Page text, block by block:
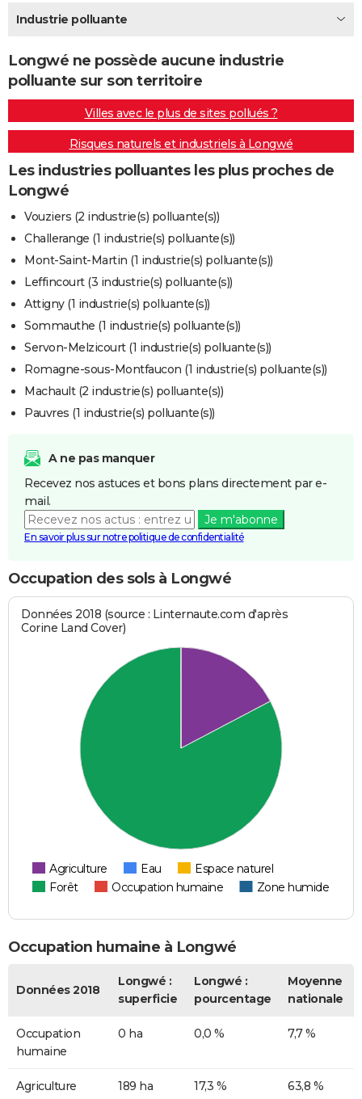
Destinations
City break
Voyage nature
Voyage de noces
Forum
Climat
+PHOTO
GUIDES D'ACHAT
BONS PLANS
CARTE DE VOEUX
Carte de Noël
Carte Bonne année
Carte Saint-Valentin
Carte Pâques
Carte d'anniversaire
DICTIONNAIRE
Dictionnaire
Biographies
Citations
Expressions
Proverbes
PROGRAMME TV
COPAINS D'AVANT
S'inscrire
Se connecter
Lycées
Collèges
Primaires
Universités
Entreprises
Service militaire
Avis de recherche
AVIS DE DÉCÈS
FORUM
Bricolage
Lifestyle
Culture
Sport
Auto
Television
Voyage
Cinema
Industrie polluante
Longwé ne possède aucune industrie
polluante sur son territoire
Villes avec le plus de sites pollués ?
Risques naturels et industriels à Longwé
Les industries polluantes les plus proches de
Longwé
Vouziers (2 industrie(s) polluante(s))
Challerange (1 industrie(s) polluante(s))
Mont-Saint-Martin (1 industrie(s) polluante(s))
Leffincourt (3 industrie(s) polluante(s))
Attigny (1 industrie(s) polluante(s))
Sommauthe (1 industrie(s) polluante(s))
Servon-Melzicourt (1 industrie(s) polluante(s))
Romagne-sous-Montfaucon (1 industrie(s) polluante(s))
Machault (2 industrie(s) polluante(s))
Pauvres (1 industrie(s) polluante(s))
A ne pas manquer
Recevez nos astuces et bons plans directement par e-
mail.
Je m'abonne
En savoir plus sur notre politique de confidentialité
Occupation des sols à Longwé
Données 2018 (source : Linternaute.com d'après
Corine Land Cover)
Agriculture Eau
Espace naturel
Forêt
Occupation humaine Zone humide
Occupation humaine à Longwé
Données 2018
Longwé :
superficie
Longwé :
pourcentage
Moyenne
nationale
Occupation
humaine
0 ha 0,0 % 7,7 %
Agriculture 189 ha 17,3 % 63,8 %